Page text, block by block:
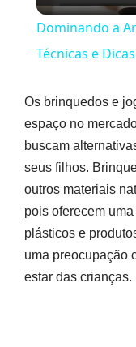
Dominando a
Técnicas e
Os brinquedos e
espaço no
buscam
seus filhos.
outros materiais
pois oferecem
plásticos e
uma preocupação
estar das crianças.